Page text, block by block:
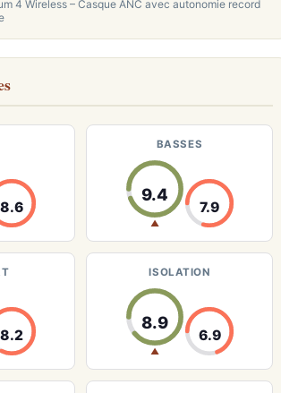
4 Wireless – Casque ANC avec autonomie record
8.6
BASSES
9.4
▲
7.9
8.2
ISOLATION
8.9
▲
6.9